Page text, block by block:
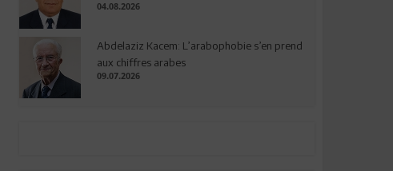
04.08.2026
Abdelaziz Kacem: L’arabophobie s’en prend
aux chiffres arabes
09.07.2026